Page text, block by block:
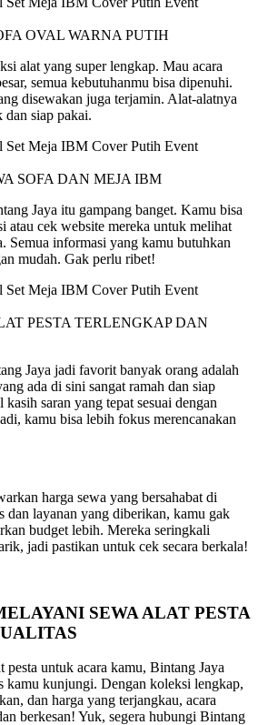
OVAL WARNA PUTIH
alat yang super lengkap. Mau acara
semua kebutuhanmu bisa dipenuhi.
disewakan juga terjamin. Alat-alatnya
dan siap pakai.
SOFA DAN MEJA IBM
Jaya itu gampang banget. Kamu bisa
atau cek website mereka untuk melihat
Semua informasi yang kamu butuhkan
mudah. Gak perlu ribet!
PESTA TERLENGKAP DAN
Jaya jadi favorit banyak orang adalah
ada di sini sangat ramah dan siap
saran yang tepat sesuai dengan
kamu bisa lebih fokus merencanakan
harga sewa yang bersahabat di
dan layanan yang diberikan, kamu gak
budget lebih. Mereka seringkali
jadi pastikan untuk cek secara berkala!
SEWA ALAT PESTA
pesta untuk acara kamu, Bintang Jaya
kamu kunjungi. Dengan koleksi lengkap,
dan harga yang terjangkau, acara
berkesan! Yuk, segera hubungi Bintang